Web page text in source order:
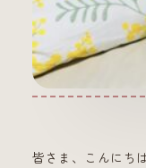
皆さま、こんにち